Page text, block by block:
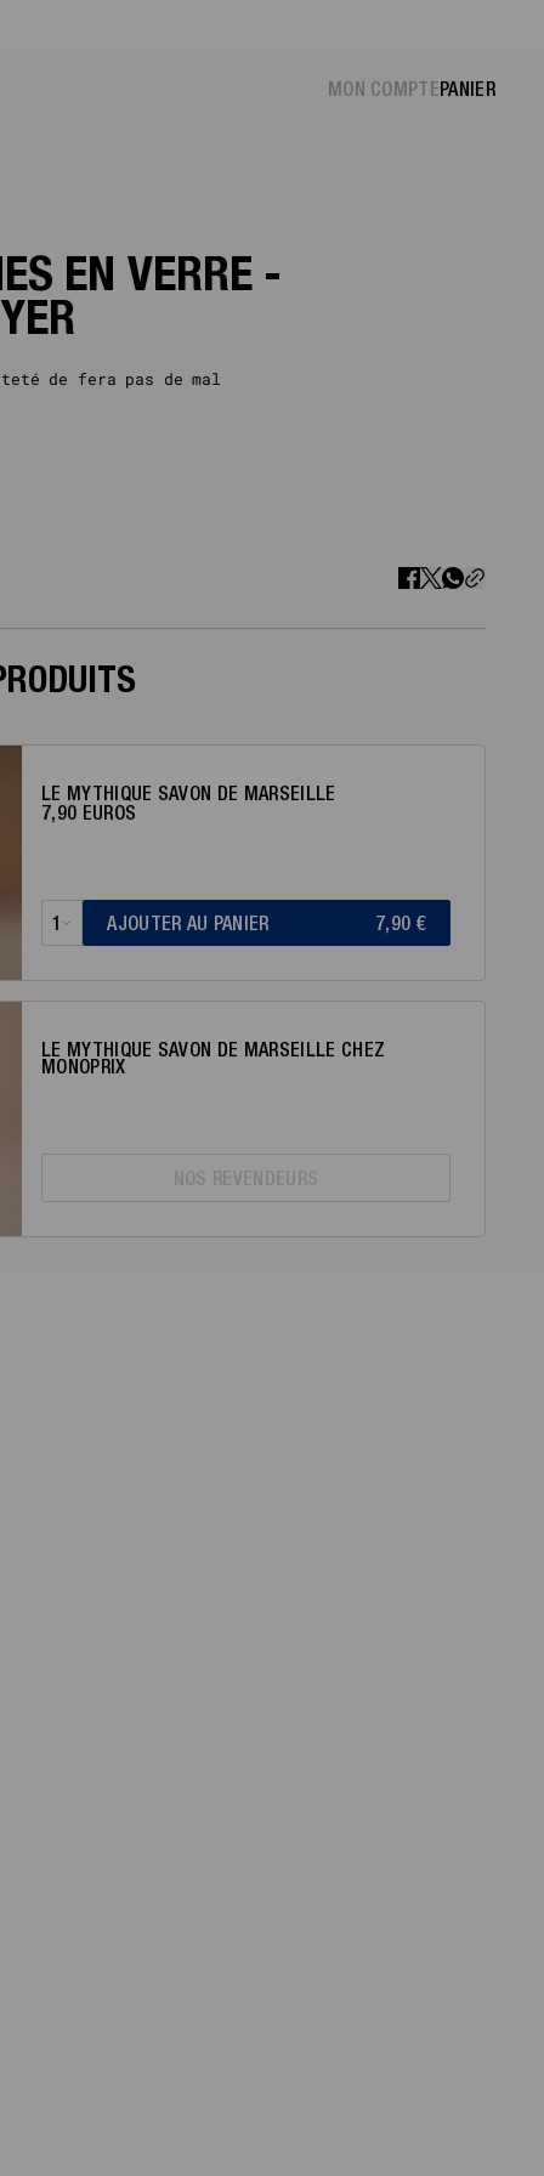
MON COMPTEPANIER
EN VERRE -
de fera pas de mal
LE MYTHIQUE SAVON DE MARSEILLE
7,90 EUROS
1 AJOUTER AU PANIER 7,90 €
LE MYTHIQUE SAVON DE MARSEILLE CHEZ
MONOPRIX
NOS REVENDEURS